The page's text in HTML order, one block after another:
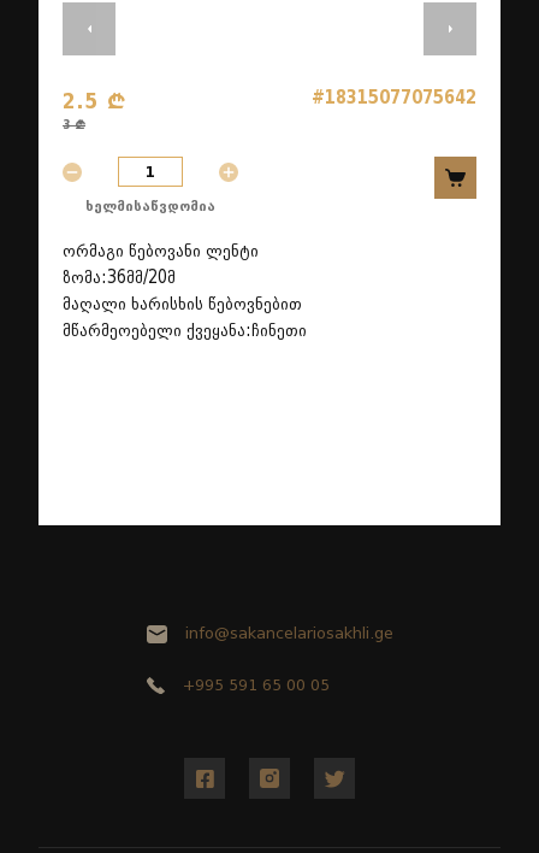
#18315077075642
2.5 ₾
3 ₾
ხელმისაწვდომია
ორმაგი წებოვანი ლენტი
ზომა:36მმ/20მ
მაღალი ხარისხის წებოვნებით
მწარმეოებელი ქვეყანა:ჩინეთი
info@sakancelariosakhli.ge
+995 591 65 00 05